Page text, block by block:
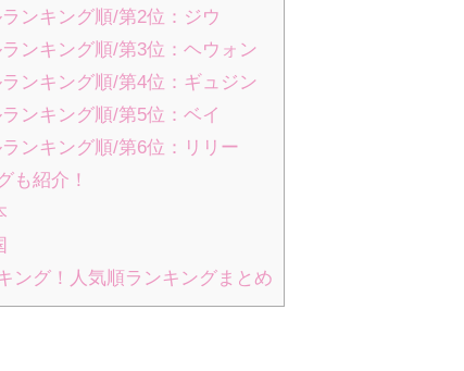
ンキング順/第2位：ジウ
ンキング順/第3位：ヘウォン
ンキング順/第4位：ギュジン
ンキング順/第5位：ベイ
ンキング順/第6位：リリー
も紹介！
ング！人気順ランキングまとめ